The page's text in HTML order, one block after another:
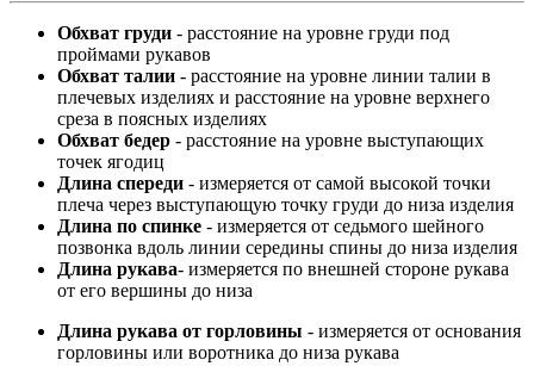
Обхват груди - расстояние на уровне груди под
проймами рукавов
Обхват талии - расстояние на уровне линии талии в
плечевых изделиях и расстояние на уровне верхнего
среза в поясных изделиях
Обхват бедер - расстояние на уровне выступающих
точек ягодиц
Длина спереди - измеряется от самой высокой точки
плеча через выступающую точку груди до низа изделия
Длина по спинке - измеряется от седьмого шейного
позвонка вдоль линии середины спины до низа изделия
Длина рукава- измеряется по внешней стороне рукава
от его вершины до низа
Длина рукава от горловины - измеряется от основания
горловины или воротника до низа рукава